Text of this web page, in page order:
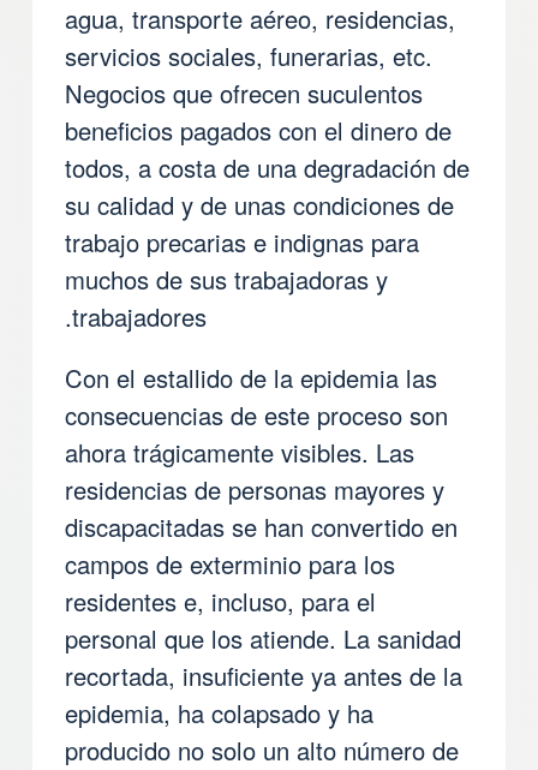
agua, transporte aéreo, residencias,
servicios sociales, funerarias, etc.
Negocios que ofrecen suculentos
beneficios pagados con el dinero de
todos, a costa de una degradación de
su calidad y de unas condiciones de
trabajo precarias e indignas para
muchos de sus trabajadoras y
trabajadores.
Con el estallido de la epidemia las
consecuencias de este proceso son
ahora trágicamente visibles. Las
residencias de personas mayores y
discapacitadas se han convertido en
campos de exterminio para los
residentes e, incluso, para el
personal que los atiende. La sanidad
recortada, insuficiente ya antes de la
epidemia, ha colapsado y ha
producido no solo un alto número de